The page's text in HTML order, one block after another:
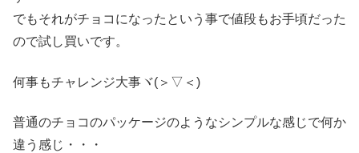
でもそれがチョコになったという事で値段もお手頃だった
ので試し買いです。
何事もチャレンジ大事ヾ(＞▽＜)
普通のチョコのパッケージのようなシンプルな感じで何か
違う感じ・・・